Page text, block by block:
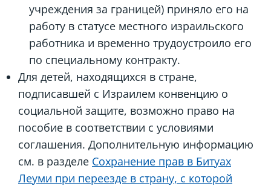
учреждения за границей) приняло его на
работу в статусе местного израильского
работника и временно трудоустроило его
по специальному контракту.
Для детей, находящихся в стране,
подписавшей с Израилем конвенцию о
социальной защите, возможно право на
пособие в соответствии с условиями
соглашения. Дополнительную информацию
см. в разделе Сохранение прав в Битуах
Леуми при переезде в страну, с которой